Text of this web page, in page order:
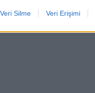
Veri Silme Veri Erişimi